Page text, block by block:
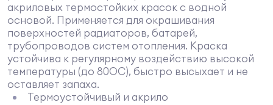
акриловых термостойких красок с водной
основой. Применяется для окрашивания
поверхностей радиаторов, батарей,
трубопроводов систем отопления. Краска
устойчива к регулярному воздействию высокой
температуры (до 80OC), быстро высыхает и не
оставляет запаха.
Термоустойчивый и акрило